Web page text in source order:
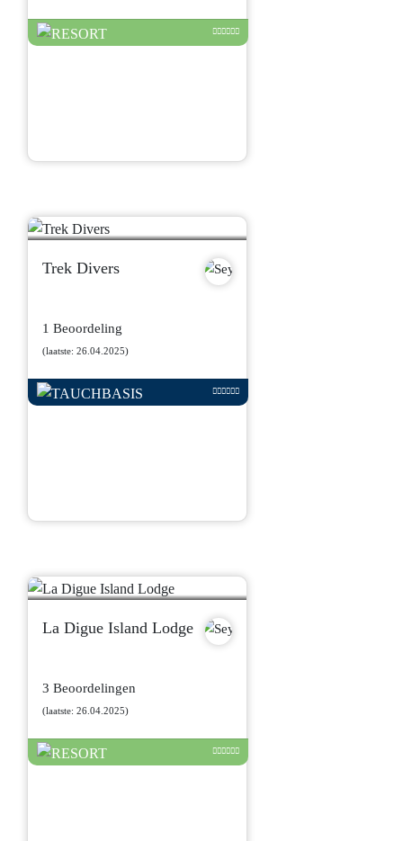
Trek Divers
1 Beoordeling
(laatste: 26.04.2025)
La Digue Island Lodge
3 Beoordelingen
(laatste: 26.04.2025)